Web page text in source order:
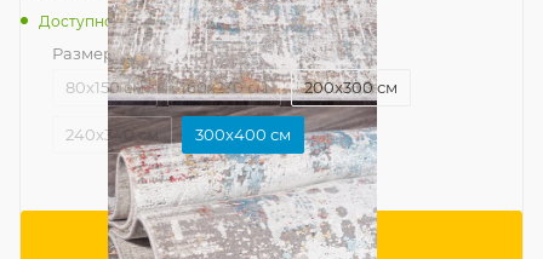
Доступно: 1
Размер — 300x400 см
80x150 см
160x230 см 200x300 см
240x340 см 300x400 см
В корзину